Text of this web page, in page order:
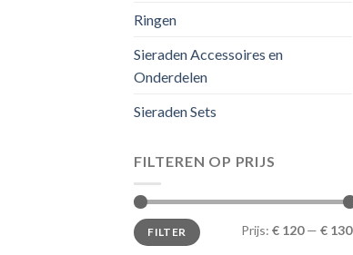
Ringen
Sieraden Accessoires en
Onderdelen
Sieraden Sets
FILTEREN OP PRIJS
Min.
prijs
Max.
prijsFILTER Prijs: € 120— € 130